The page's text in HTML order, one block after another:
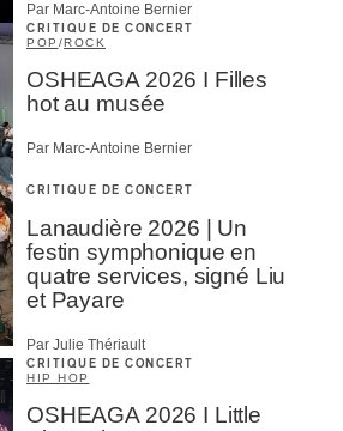
Par Marc-Antoine Bernier
CRITIQUE DE CONCERT
POP /ROCK
OSHEAGA 2026 I Filles
hot au musée
Par Marc-Antoine Bernier
CRITIQUE DE CONCERT
Lanaudière 2026 | Un
festin symphonique en
quatre services, signé Liu
et Payare
Par Julie Thériault
CRITIQUE DE CONCERT
HIP HOP
OSHEAGA 2026 I Little